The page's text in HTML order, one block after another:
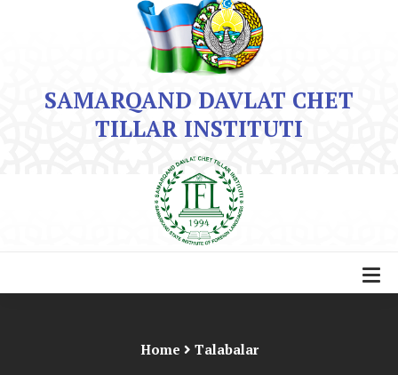
SAMARQAND DAVLAT CHET
TILLAR INSTITUTI
Home Talabalar